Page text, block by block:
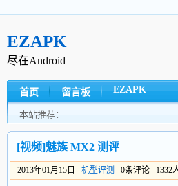
EZAPK
尽在Android
首页 留言板 EZAPK
本站推荐：
[视频]魅族 MX2 测评
2013年01月15日 机型评测 0条评论 1332